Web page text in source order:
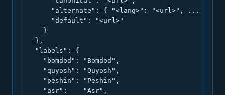
      "alternate": { "<lang>": "<url>", ... },
      "default": "<url>"
    }
  },
  "labels": {
    "bomdod": "Bomdod",
    "quyosh": "Quyosh",
    "peshin": "Peshin",
    "asr":    "Asr",